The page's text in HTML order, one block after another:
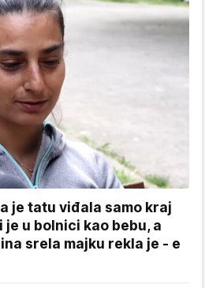
je tatu viđala samo kraj
u bolnici kao bebu, a
srela majku rekla je - e